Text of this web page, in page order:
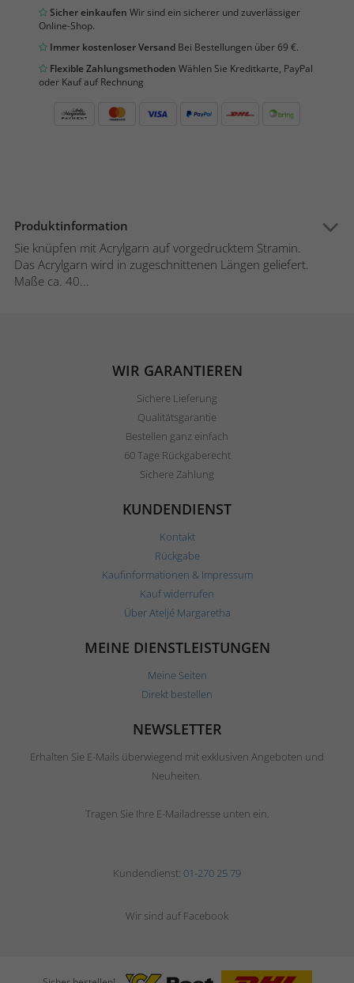
Sicher einkaufen Wir sind ein sicherer und zuverlässiger
Online-Shop.
Immer kostenloser Versand Bei Bestellungen über 69 €.
Flexible Zahlungsmethoden Wählen Sie Kreditkarte, PayPal
oder Kauf auf Rechnung
Produktinformation
Sie knüpfen mit Acrylgarn auf vorgedrucktem Stramin.
Das Acrylgarn wird in zugeschnittenen Längen geliefert.
Maße ca. 40...
WIR GARANTIEREN
Sichere Lieferung
Qualitätsgarantie
Bestellen ganz einfach
60 Tage Rückgaberecht
Sichere Zahlung
KUNDENDIENST
Kontakt
Rückgabe
Kaufinformationen & Impressum
Kauf widerrufen
Über Ateljé Margaretha
MEINE DIENSTLEISTUNGEN
Meine Seiten
Direkt bestellen
NEWSLETTER
Erhalten Sie E-Mails überwiegend mit exklusiven Angeboten und
Neuheiten.
Tragen Sie Ihre E-Mailadresse unten ein.
Kundendienst: 01-270 25 79
Wir sind auf Facebook